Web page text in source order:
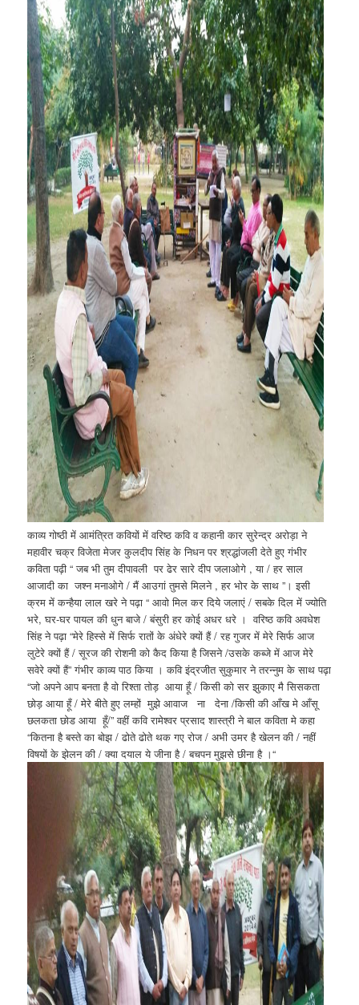
काव्य गोष्ठी में आमंत्रित कवियों में वरिष्ठ कवि व कहानी कार सुरेन्द्र अरोड़ा ने
महावीर चक्र विजेता मेजर कुलदीप सिंह के निधन पर श्रद्धांजली देते हुए गंभीर
कविता पढ़ी “ जब भी तुम दीपावली पर ढेर सारे दीप जलाओगे , या / हर साल
आजादी का जश्न मनाओगे / मैं आउगां तुमसे मिलने , हर भोर के साथ ”। इसी
क्रम में कन्हैया लाल खरे ने पढ़ा “ आवो मिल कर दिये जलाएं / सबके दिल में ज्योति
भरे, घर-घर पायल की धुन बाजे / बंसुरी हर कोई अधर धरे । वरिष्ठ कवि अवधेश
सिंह ने पढ़ा “मेरे हिस्से में सिर्फ रातों के अंधेरे क्यों हैं / रह गुजर में मेरे सिर्फ आज
लुटेरे क्यों हैं / सूरज की रोशनी को कैद किया है जिसने /उसके कब्जे में आज मेरे
सवेरे क्यों हैं” गंभीर काव्य पाठ किया । कवि इंद्रजीत सुकुमार ने तरन्नुम के साथ पढ़ा
“जो अपने आप बनता है वो रिश्ता तोड़ आया हूँ / किसी को सर झुकाए मै सिसकता
छोड़ आया हूँ / मेरे बीते हुए लम्हों मुझे आवाज ना देना /किसी की आँख मे आँसू
छलकता छोड आया हूँ/” वहीं कवि रामेश्वर प्रसाद शास्त्री ने बाल कविता मे कहा
“कितना है बस्ते का बोझ / ढोते ढोते थक गए रोज / अभी उमर है खेलन की / नहीं
विषयों के झेलन की / क्या दयाल ये जीना है / बचपन मुझसे छीना है ।“